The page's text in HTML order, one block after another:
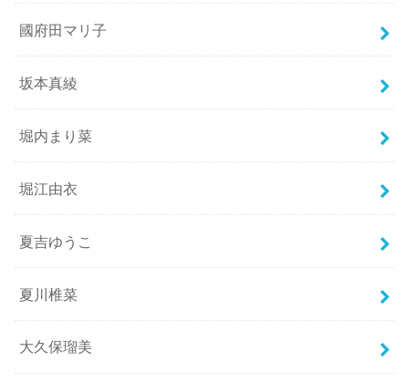
國府田マリ子
坂本真綾
堀内まり菜
堀江由衣
夏吉ゆうこ
夏川椎菜
大久保瑠美